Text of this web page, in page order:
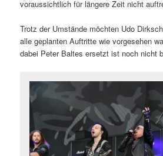
voraussichtlich für längere Zeit nicht
Trotz der Umstände möchten Udo
alle geplanten Auftritte wie vorgesehen
dabei Peter Baltes ersetzt ist noch nicht